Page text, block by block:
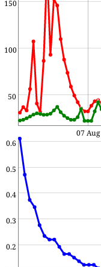
50
100
150
07 Aug
0.2
0.3
0.4
0.5
0.6